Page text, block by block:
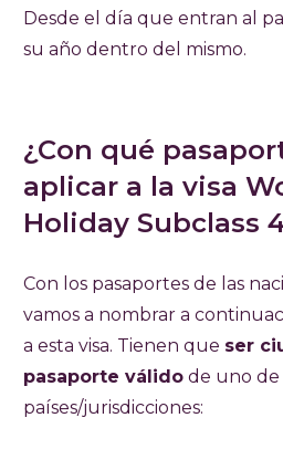
Desde el día que entran al
su año dentro del mismo.
¿Con qué
aplicar a la visa
Holiday Subclass
Con los pasaportes de las
vamos a nombrar a
a esta visa. Tienen que ser
pasaporte válido de uno de
países/jurisdicciones: